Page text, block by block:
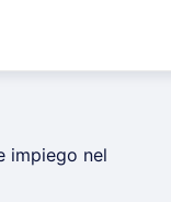
impiego nel